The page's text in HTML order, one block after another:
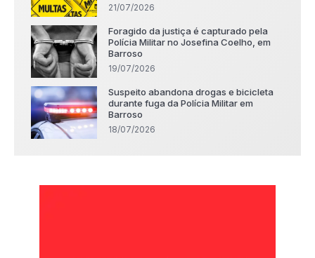
21/07/2026
Foragido da justiça é capturado pela
Polícia Militar no Josefina Coelho, em
Barroso
19/07/2026
Suspeito abandona drogas e bicicleta
durante fuga da Polícia Militar em
Barroso
18/07/2026